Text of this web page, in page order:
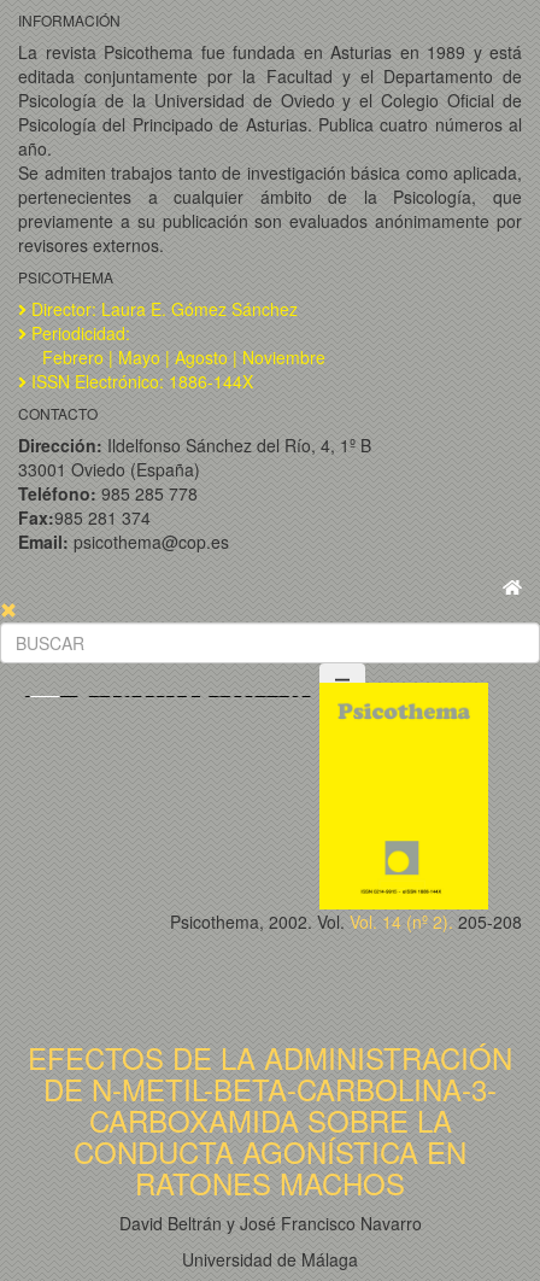
INFORMACIÓN
La revista Psicothema fue fundada en Asturias en 1989 y está
editada conjuntamente por la Facultad y el Departamento de
Psicología de la Universidad de Oviedo y el Colegio Oficial de
Psicología del Principado de Asturias. Publica cuatro números al
año.
Se admiten trabajos tanto de investigación básica como aplicada,
pertenecientes a cualquier ámbito de la Psicología, que
previamente a su publicación son evaluados anónimamente por
revisores externos.
PSICOTHEMA
Director: Laura E. Gómez Sánchez
Periodicidad:
Febrero | Mayo | Agosto | Noviembre
ISSN Electrónico: 1886-144X
CONTACTO
Dirección: Ildelfonso Sánchez del Río, 4, 1º B
33001 Oviedo (España)
Teléfono: 985 285 778
Fax:985 281 374
Email: psicothema@cop.es
Psicothema, 2002. Vol. Vol. 14 (nº 2). 205-208
EFECTOS DE LA ADMINISTRACIÓN
DE N-METIL-BETA-CARBOLINA-3-
CARBOXAMIDA SOBRE LA
CONDUCTA AGONÍSTICA EN
RATONES MACHOS
David Beltrán y José Francisco Navarro
Universidad de Málaga